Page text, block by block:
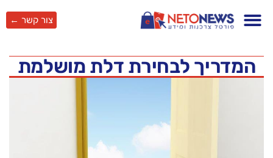
צור קשר ←
המדריך לבחירת דלת מושלמת